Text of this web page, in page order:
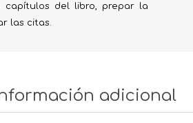
capítulos del libro, prepar la
las citas.
adicional